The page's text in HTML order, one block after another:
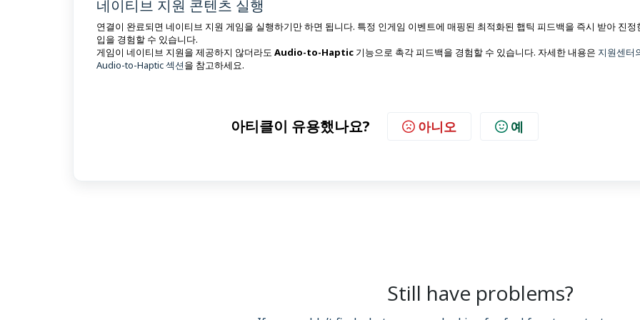
네이티브 지원 콘텐츠 실행
연결이 완료되면 네이티브 지원 게임을 실행하기만 하면 됩니다. 특정 인게임 이벤트에 매핑된 최적화된 햅틱 피드백을 즉시 받아 진정
입을 경험할 수 있습니다.
게임이 네이티브 지원을 제공하지 않더라도 Audio-to-Haptic 기능으로 촉각 피드백을 경험할 수 있습니다. 자세한 내용은 지원센터
Audio-to-Haptic 섹션을 참고하세요.
아티클이 유용했나요? 아니오 예
Still have problems?